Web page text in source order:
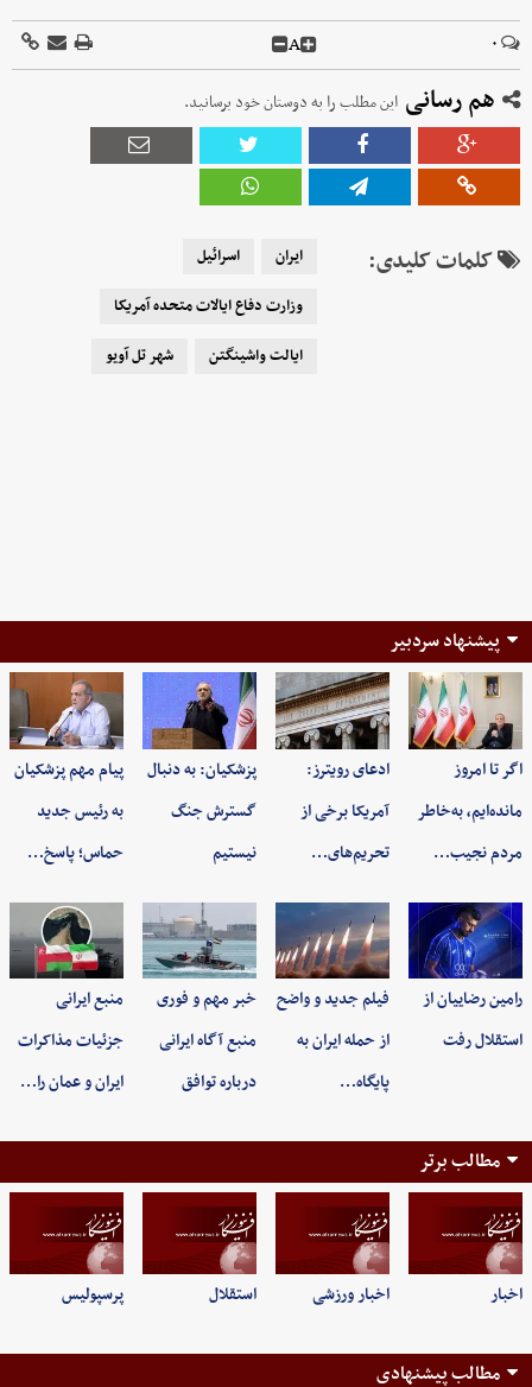
۰ A
هم رسانی این مطلب را به دوستان خود برسانید.
کلمات کلیدی: ایران
اسرائیل
وزارت دفاع ایالات متحده آمریکا
ایالت واشینگتن
شهر تل آویو
پیشنهاد سردبیر
اگر تا امروز
مانده‌ایم، به‌خاطر
مردم نجیب…
ادعای رویترز:
آمریکا برخی از
تحریم‌های…
پزشکیان: به‌ دنبال
گسترش جنگ
نیستیم
پیام مهم پزشکیان
به رئیس جدید
حماس؛ پاسخ…
رامین رضاییان از
استقلال رفت
فیلم جدید و واضح
از حمله ایران به
پایگاه…
خبر مهم و فوری
منبع آگاه ایرانی
درباره توافق
منبع ایرانی
جزئیات مذاکرات
ایران و عمان را…
مطالب برتر
اخبار اخبار ورزشی استقلال پرسپولیس
مطالب پیشنهادی